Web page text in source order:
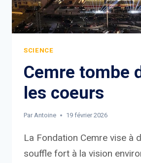
SCIENCE
Cemre tombe
les coeurs
Par Antoine 19 février 2026
La Fondation Cemre vise à
souffle fort à la vision